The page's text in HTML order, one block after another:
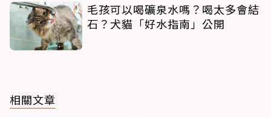
毛孩可以喝礦泉水嗎？喝太多會結
石？犬貓「好水指南」公開
相關文章